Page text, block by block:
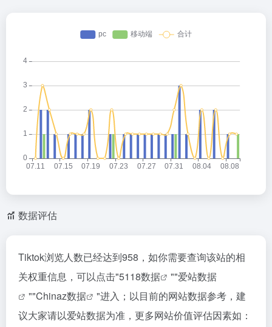
数据评估
Tiktok浏览人数已经达到958，如你需要查询该站的相
关权重信息，可以点击"5118数据 ""爱站数据
""Chinaz数据
"进入；以目前的网站数据参考，建
议大家请以爱站数据为准，更多网站价值评估因素如：